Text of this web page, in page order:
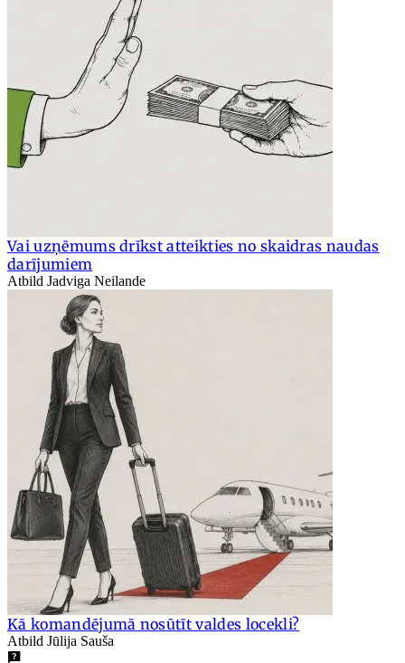
Vai uzņēmums drīkst atteikties no skaidras naudas
darījumiem
Atbild Jadviga Neilande
Kā komandējumā nosūtīt valdes locekli?
Atbild Jūlija Sauša